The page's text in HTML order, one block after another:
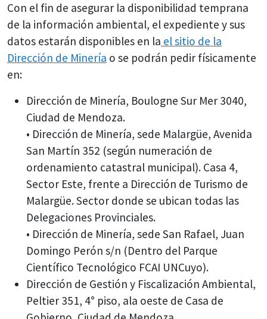
Con el fin de asegurar la disponibilidad temprana
de la información ambiental, el expediente y sus
datos estarán disponibles en la el sitio de la
Dirección de Minería o se podrán pedir físicamente
en:
Dirección de Minería, Boulogne Sur Mer 3040,
Ciudad de Mendoza.
• Dirección de Minería, sede Malargüe, Avenida
San Martín 352 (según numeración de
ordenamiento catastral municipal). Casa 4,
Sector Este, frente a Dirección de Turismo de
Malargüe. Sector donde se ubican todas las
Delegaciones Provinciales.
• Dirección de Minería, sede San Rafael, Juan
Domingo Perón s/n (Dentro del Parque
Científico Tecnológico FCAI UNCuyo).
Dirección de Gestión y Fiscalización Ambiental,
Peltier 351, 4° piso, ala oeste de Casa de